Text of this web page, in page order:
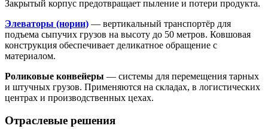
Закрытый корпус предотвращает пыление и потери продукта.
Элеваторы (нории) — вертикальный транспортёр для
подъема сыпучих грузов на высоту до 50 метров. Ковшовая
конструкция обеспечивает деликатное обращение с
материалом.
Роликовые конвейеры — системы для перемещения тарных
и штучных грузов. Применяются на складах, в логистических
центрах и производственных цехах.
Отраслевые решения